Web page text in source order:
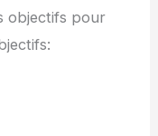
objectifs pour